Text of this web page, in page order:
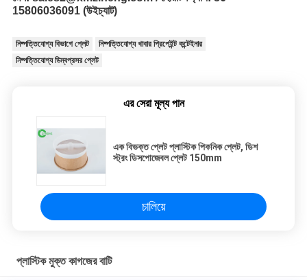
15806036091 (উইচ্যাট)
নিষ্পত্তিযোগ্য বিভাগে প্লেট
নিষ্পত্তিযোগ্য খাবার প্রিপেইন্ট কন্টেইনার
নিষ্পত্তিযোগ্য ডিম্বপ্রসর প্লেট
এর সেরা মূল্য পান
এক বিভক্ত প্লেট প্লাস্টিক পিকনিক প্লেট, ডিশ
স্ট্রং ডিসপোজেবল প্লেট 150mm
চালিয়ে
প্লাস্টিক মুক্ত কাগজের বাটি